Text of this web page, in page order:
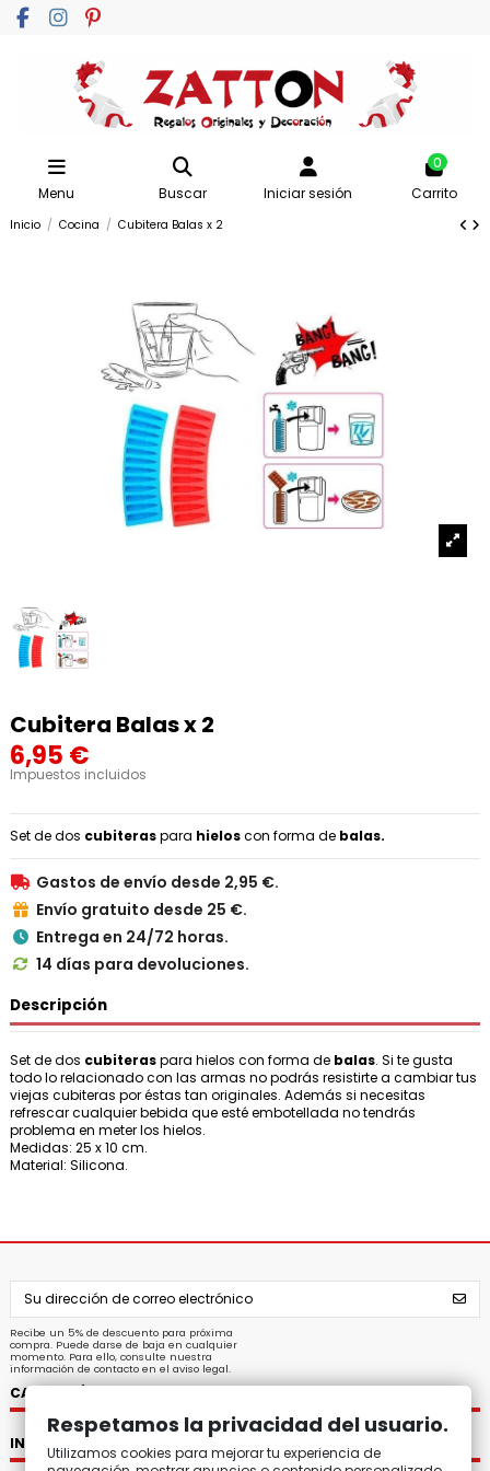
Menu Buscar Iniciar sesión
0
Carrito
Inicio Cocina Cubitera Balas x 2
Cubitera Balas x 2
6,95 €
Impuestos incluidos
Set de dos cubiteraspara hieloscon forma de balas.
 Gastos de envío desde 2,95 €.
 Envío gratuito desde 25 €.
 Entrega en 24/72 horas.
 14 días para devoluciones.
Descripción
Set de dos cubiteraspara hielos con forma de balas. Si te gusta
todo lo relacionado con las armas no podrás resistirte a cambiar tus
viejas cubiteras por éstas tan originales. Además si necesitas
refrescar cualquier bebida que esté embotellada no tendrás
problema en meter los hielos.
Medidas: 25 x 10 cm.
Material: Silicona.
Recibe un 5% de descuento para próxima
compra. Puede darse de baja en cualquier
momento. Para ello, consulte nuestra
información de contacto en el aviso legal.
CATEGORÍAS
INFORMACIÓN
Respetamos la privacidad del usuario.
Utilizamos cookies para mejorar tu experiencia de